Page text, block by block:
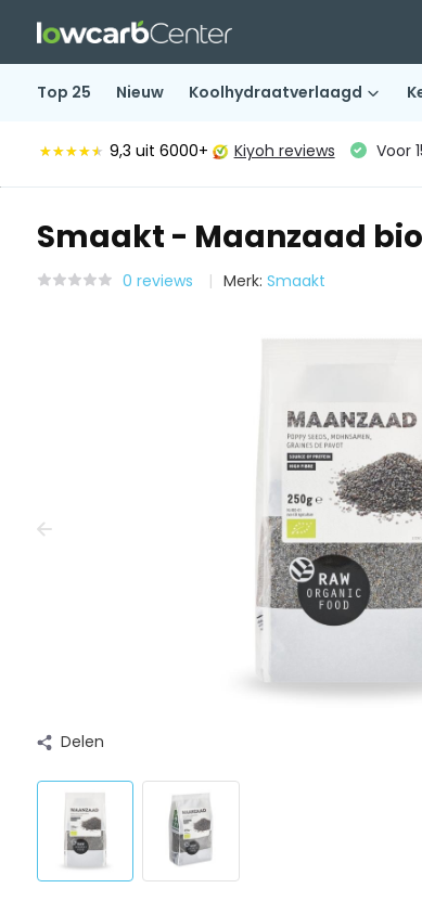
Top 25 Nieuw Koolhydraatverlaagd
★★★★★
★★★★★ 9,3 uit 6000+ Kiyoh reviews Voor
Smaakt - Maanzaad
0 reviews Merk: Smaakt
Delen